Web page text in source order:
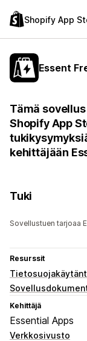
Shopify App
Essent
Tämä
Shopify App
kehittäjään
Tuki
Sovellustuen tarjoaa
Resurssit
Kehittäjä
Essential Apps
Verkkosivusto